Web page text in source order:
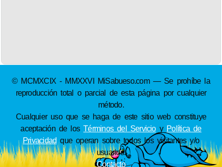
© MCMXCIX - MMXXVI MiSabueso.com — Se prohíbe la
reproducción total o parcial de esta página por cualquier
método.
Cualquier uso que se haga de este sitio web constituye
aceptación de losTérminos del Servicioy Política de
Privacidad que operan sobre todos los visitantes y/o
usuarios.
Contacto